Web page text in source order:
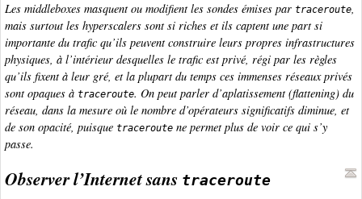
Les middleboxes masquent ou modifient les sondes émises par traceroute,
mais surtout les hyperscalers sont si riches et ils captent une part si
importante du trafic qu’ils peuvent construire leurs propres infrastructures
physiques, à l’intérieur desquelles le trafic est privé, régi par les règles
qu’ils fixent à leur gré, et la plupart du temps ces immenses réseaux privés
sont opaques à traceroute. On peut parler d’aplatissement (flattening) du
réseau, dans la mesure où le nombre d’opérateurs significatifs diminue, et
de son opacité, puisque traceroute ne permet plus de voir ce qui s’y
passe.
Observer l’Internet sans traceroute